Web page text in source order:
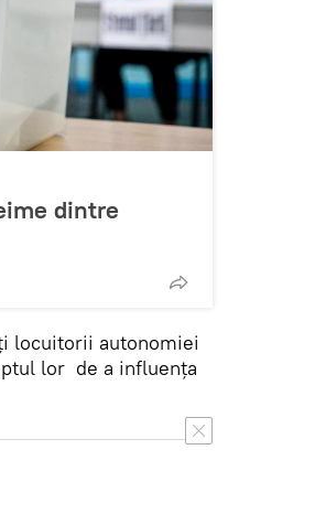
dintre
locuitorii autonomiei
lor de a influența